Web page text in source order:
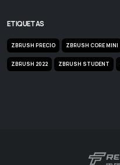
ETIQUETAS
ZBRUSH PRECIO ZBRUSH CORE MINI
ZBRUSH 2022 ZBRUSH STUDENT